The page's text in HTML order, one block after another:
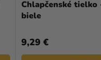
Chlapčenské tielko
biele
9,29 €